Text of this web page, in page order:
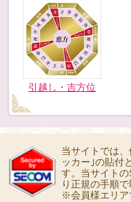
引越し・吉方位
当サイトでは
ッカー｣の貼付
す。当サイト
り正規の手順で
※会員様エリア